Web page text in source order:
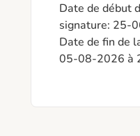
Date de début
signature: 25-
Date de fin de
05-08-2026 à